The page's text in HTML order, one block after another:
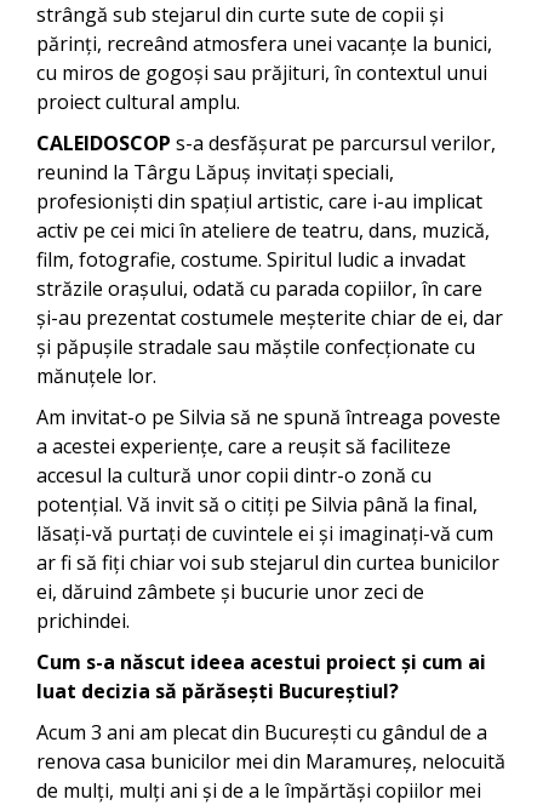
strângă sub stejarul din curte sute de copii și
părinți, recreând atmosfera unei vacanțe la bunici,
cu miros de gogoși sau prăjituri, în contextul unui
proiect cultural amplu.
CALEIDOSCOP s-a desfășurat pe parcursul verilor,
reunind la Târgu Lăpuș invitați speciali,
profesioniști din spațiul artistic, care i-au implicat
activ pe cei mici în ateliere de teatru, dans, muzică,
film, fotografie, costume. Spiritul ludic a invadat
străzile orașului, odată cu parada copiilor, în care
și-au prezentat costumele meșterite chiar de ei, dar
și păpușile stradale sau măștile confecționate cu
mănuțele lor.
Am invitat-o pe Silvia să ne spună întreaga poveste
a acestei experiențe, care a reușit să faciliteze
accesul la cultură unor copii dintr-o zonă cu
potențial. Vă invit să o citiți pe Silvia până la final,
lăsați-vă purtați de cuvintele ei și imaginați-vă cum
ar fi să fiți chiar voi sub stejarul din curtea bunicilor
ei, dăruind zâmbete și bucurie unor zeci de
prichindei.
Cum s-a născut ideea acestui proiect și cum ai
luat decizia să părăsești Bucureștiul?
Acum 3 ani am plecat din București cu gândul de a
renova casa bunicilor mei din Maramureș, nelocuită
de mulți, mulți ani și de a le împărtăși copiilor mei